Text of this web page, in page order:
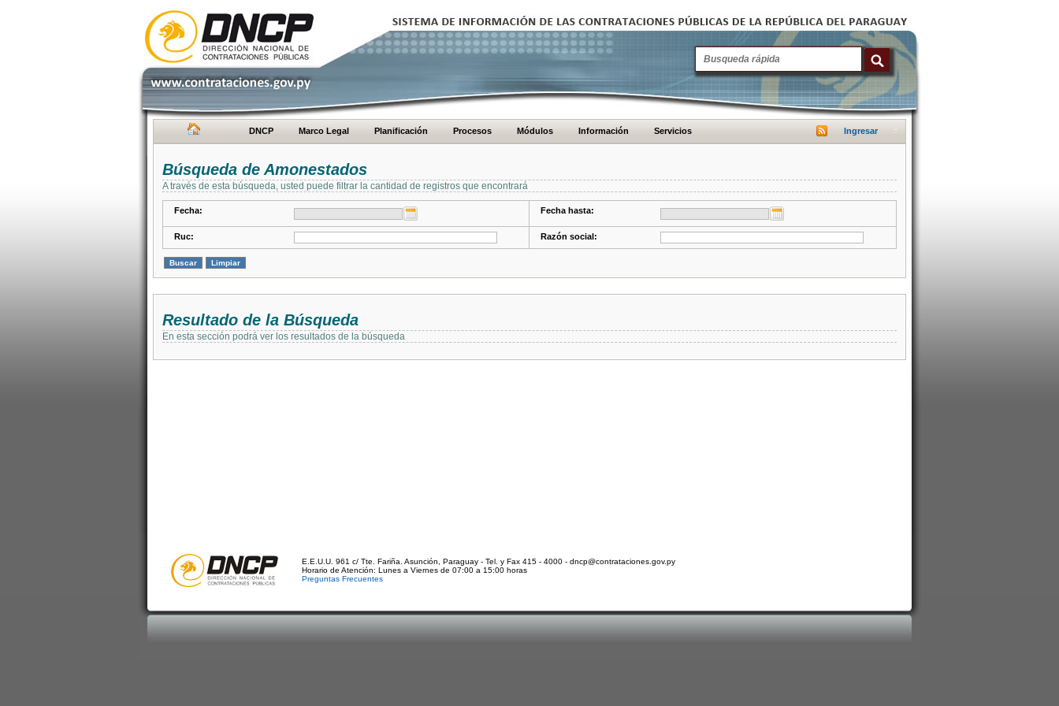
DNCP Marco Legal Planificación Procesos Módulos Información Servicios Ingresar
Búsqueda de Amonestados
A través de esta búsqueda, usted puede filtrar la cantidad de registros que encontrará
Fecha: Fecha hasta:
Ruc: Razón social:
Resultado de la Búsqueda
En esta sección podrá ver los resultados de la búsqueda
E.E.U.U. 961 c/ Tte. Fariña. Asunción, Paraguay - Tel. y Fax 415 - 4000 - dncp@contrataciones.gov.py
Horario de Atención: Lunes a Viernes de 07:00 a 15:00 horas
Preguntas Frecuentes